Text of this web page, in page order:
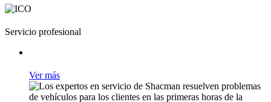
Servicio profesional
Ver más